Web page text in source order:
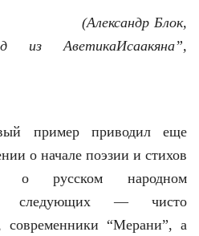
(Александр Блок,
из АветикаИсаакяна”,
пример приводил еще
о начале поэзии и стихов
о русском народном
следующих — чисто
современники “Мерани”, а